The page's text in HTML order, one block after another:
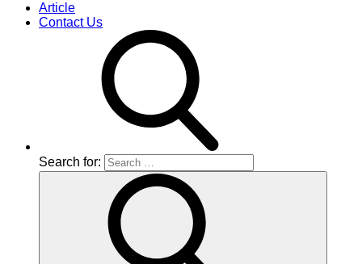
Article
Contact Us
Search for: